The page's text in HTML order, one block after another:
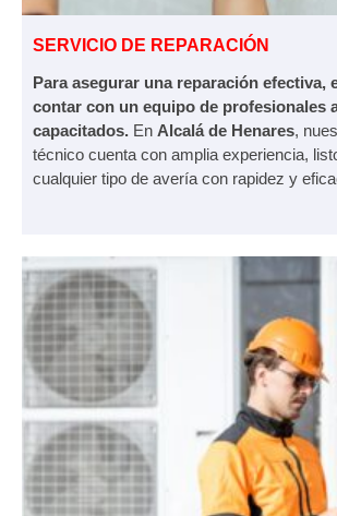
SERVICIO DE REPARACIÓN
Para asegurar una reparación efectiva,
contar con un equipo de profesionales
capacitados. En Alcalá de Henares,
técnico cuenta con amplia experiencia,
cualquier tipo de avería con rapidez y